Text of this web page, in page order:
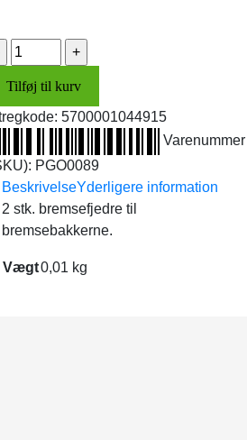
Bremsefjedre
(2
stk.)
antal
Tilføj til kurv
5700001044915
Varenummer
PGO0089
BeskrivelseYderligere information
2 stk. bremsefjedre til
bremsebakkerne.
Vægt0,01 kg